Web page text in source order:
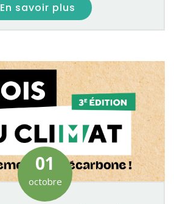
En savoir plus
01
octobre